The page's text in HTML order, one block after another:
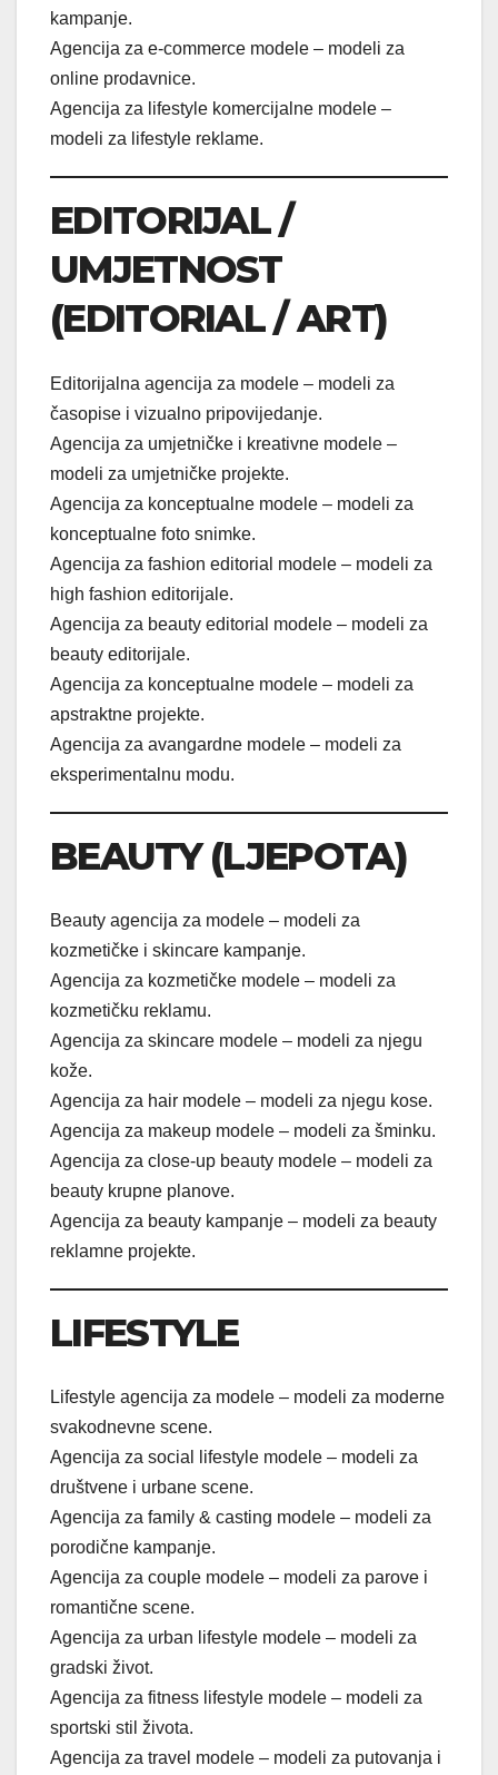
kampanje.
Agencija za e-commerce modele – modeli za
online prodavnice.
Agencija za lifestyle komercijalne modele –
modeli za lifestyle reklame.
EDITORIJAL /
UMJETNOST
(EDITORIAL / ART)
Editorijalna agencija za modele – modeli za
časopise i vizualno pripovijedanje.
Agencija za umjetničke i kreativne modele –
modeli za umjetničke projekte.
Agencija za konceptualne modele – modeli za
konceptualne foto snimke.
Agencija za fashion editorial modele – modeli za
high fashion editorijale.
Agencija za beauty editorial modele – modeli za
beauty editorijale.
Agencija za konceptualne modele – modeli za
apstraktne projekte.
Agencija za avangardne modele – modeli za
eksperimentalnu modu.
BEAUTY (LJEPOTA)
Beauty agencija za modele – modeli za
kozmetičke i skincare kampanje.
Agencija za kozmetičke modele – modeli za
kozmetičku reklamu.
Agencija za skincare modele – modeli za njegu
kože.
Agencija za hair modele – modeli za njegu kose.
Agencija za makeup modele – modeli za šminku.
Agencija za close-up beauty modele – modeli za
beauty krupne planove.
Agencija za beauty kampanje – modeli za beauty
reklamne projekte.
LIFESTYLE
Lifestyle agencija za modele – modeli za moderne
svakodnevne scene.
Agencija za social lifestyle modele – modeli za
društvene i urbane scene.
Agencija za family & casting modele – modeli za
porodične kampanje.
Agencija za couple modele – modeli za parove i
romantične scene.
Agencija za urban lifestyle modele – modeli za
gradski život.
Agencija za fitness lifestyle modele – modeli za
sportski stil života.
Agencija za travel modele – modeli za putovanja i